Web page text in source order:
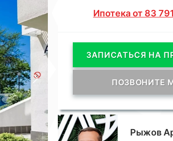
Ипотека от 83
ЗАПИСАТЬСЯ НА
ПОЗВОНИТЕ
Рыжов